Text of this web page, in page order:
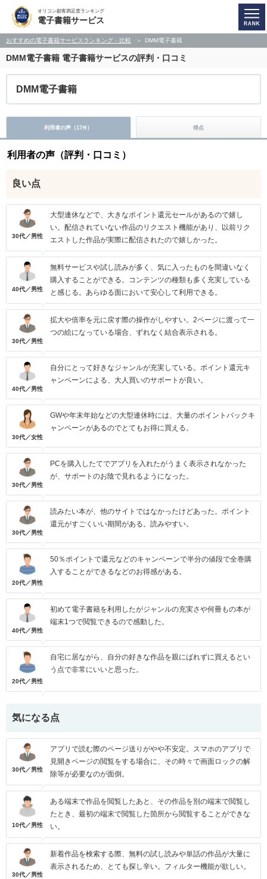
オリコン顧客満足度ランキング
電子書籍サービス
おすすめの電子書籍サービスランキング・比較 DMM電子書籍
DMM電子書籍 電子書籍サービスの評判・口コミ
DMM電子書籍
利用者の声（17件） 得点
利用者の声（評判・口コミ）
良い点
30代／男性
大型連休などで、大きなポイント還元セールがあるので嬉し
い。配信されていない作品のリクエスト機能があり、以前リク
エストした作品が実際に配信されたので嬉しかった。
40代／男性
無料サービスや試し読みが多く、気に入ったものを間違いなく
購入することができる。コンテンツの種類も多く充実している
と感じる。あらゆる面において安心して利用できる。
30代／男性
拡大や倍率を元に戻す際の操作がしやすい。2ページに渡って一
つの絵になっている場合、ずれなく結合表示される。
40代／男性
自分にとって好きなジャンルが充実している。ポイント還元キ
ャンペーンによる、大人買いのサポートが良い。
30代／女性
GWや年末年始などの大型連休時には、大量のポイントバックキ
ャンペーンがあるのでとてもお得に買える。
30代／男性
PCを購入したてでアプリを入れたがうまく表示されなかった
が、サポートのお陰で見れるようになった。
30代／男性
読みたい本が、他のサイトではなかったけどあった。ポイント
還元がすごくいい期間がある。読みやすい。
20代／男性
50％ポイントで還元などのキャンペーンで半分の値段で全巻購
入することができるなどのお得感がある。
40代／男性
初めて電子書籍を利用したがジャンルの充実さや何冊もの本が
端末1つで閲覧できるので感動した。
20代／男性
自宅に居ながら、自分の好きな作品を親にばれずに買えるとい
う点で非常にいいと思った。
気になる点
30代／男性
アプリで読む際のページ送りがやや不安定。スマホのアプリで
見開きページの閲覧をする場合に、その時々で画面ロックの解
除等が必要なのが面倒。
10代／男性
ある端末で作品を閲覧したあと、その作品を別の端末で閲覧し
たとき、最初の端末で閲覧した箇所から閲覧することができな
い。
30代／男性
新着作品を検索する際、無料の試し読みや単話の作品が大量に
表示されるため、とても探し辛い。フィルター機能が欲しい。